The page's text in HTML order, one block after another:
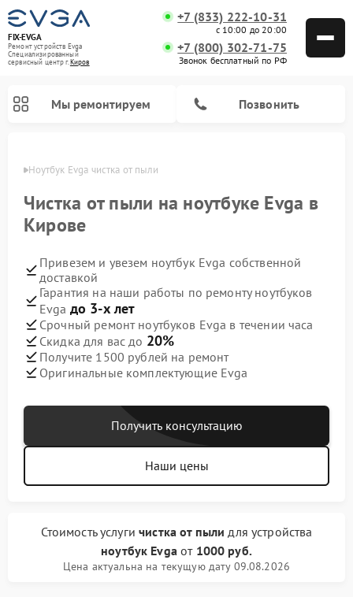
FIX-EVGA
Ремонт устройств Evga
Специализированный
cервисный центр г.Киров
+7 (833) 222-10-31
с 10:00 до 20:00
+7 (800) 302-71-75
Звонок бесплатный по РФ
Мы ремонтируем Позвонить
Ноутбук Evga чистка от пыли
Чистка от пыли на ноутбуке Evga в
Кирове
Привезем и увезем ноутбук Evga собственной
доставкой
Гарантия на наши работы по ремонту ноутбуков
Evga до 3-х лет
Срочный ремонт ноутбуков Evga в течении часа
Скидка для вас до 20%
Получите 1500 рублей на ремонт
Оригинальные комплектующие Evga
Получить консультацию
Наши цены
Стоимость услугичистка от пыли для устройства
ноутбук Evgaот 1000 руб.
Цена актуальна на текущую дату 09.08.2026